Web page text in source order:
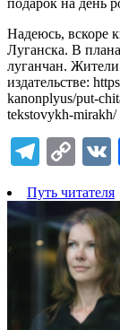
подарок на день
Надеюсь, вскоре
Луганска. В
луганчан. Жители
издательстве:
kanonplyus/put-
tekstovykh-mirakh/
Путь читателя